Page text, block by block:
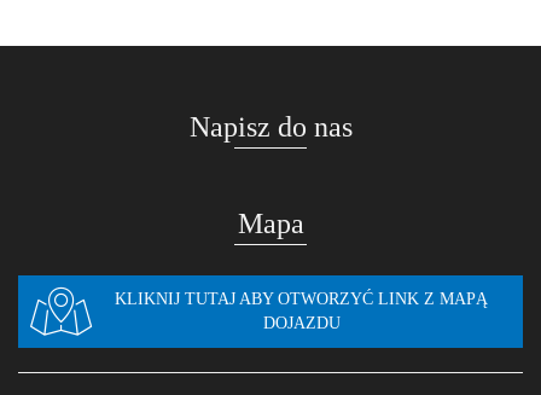
Napisz do nas
Mapa
KLIKNIJ TUTAJ ABY OTWORZYĆ LINK Z MAPĄ
DOJAZDU